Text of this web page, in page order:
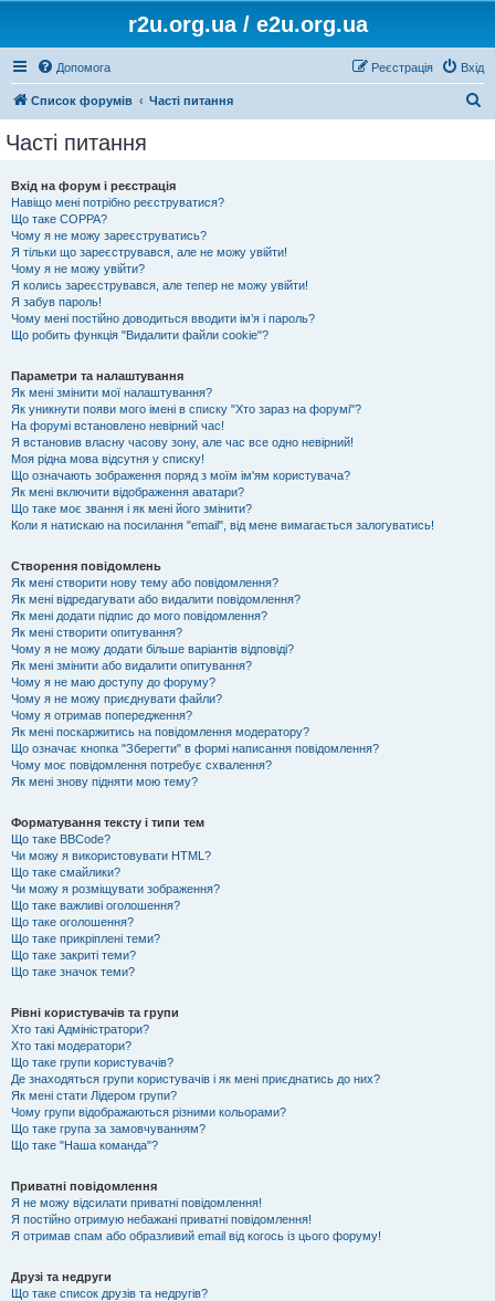
r2u.org.ua / e2u.org.ua
Допомога Вхід
Реєстрація
Список форумів Часті питання
Часті питання
Вхід на форум і реєстрація
Навіщо мені потрібно реєструватися?
Що таке COPPA?
Чому я не можу зареєструватись?
Я тільки що зареєструвався, але не можу увійти!
Чому я не можу увійти?
Я колись зареєструвався, але тепер не можу увійти!
Я забув пароль!
Чому мені постійно доводиться вводити ім’я і пароль?
Що робить функція "Видалити файли cookie"?
Параметри та налаштування
Як мені змінити мої налаштування?
Як уникнути появи мого імені в списку "Хто зараз на форумі"?
На форумі встановлено невірний час!
Я встановив власну часову зону, але час все одно невірний!
Моя рідна мова відсутня у списку!
Що означають зображення поряд з моїм ім'ям користувача?
Як мені включити відображення аватари?
Що таке моє звання і як мені його змінити?
Коли я натискаю на посилання "email", від мене вимагається залогуватись!
Створення повідомлень
Як мені створити нову тему або повідомлення?
Як мені відредагувати або видалити повідомлення?
Як мені додати підпис до мого повідомлення?
Як мені створити опитування?
Чому я не можу додати більше варіантів відповіді?
Як мені змінити або видалити опитування?
Чому я не маю доступу до форуму?
Чому я не можу приєднувати файли?
Чому я отримав попередження?
Як мені поскаржитись на повідомлення модератору?
Що означає кнопка "Зберегти" в формі написання повідомлення?
Чому моє повідомлення потребує схвалення?
Як мені знову підняти мою тему?
Форматування тексту і типи тем
Що таке BBCode?
Чи можу я використовувати HTML?
Що таке смайлики?
Чи можу я розміщувати зображення?
Що таке важливі оголошення?
Що таке оголошення?
Що таке прикріплені теми?
Що таке закриті теми?
Що таке значок теми?
Рівні користувачів та групи
Хто такі Адміністратори?
Хто такі модератори?
Що таке групи користувачів?
Де знаходяться групи користувачів і як мені приєднатись до них?
Як мені стати Лідером групи?
Чому групи відображаються різними кольорами?
Що таке група за замовчуванням?
Що таке "Наша команда"?
Приватні повідомлення
Я не можу відсилати приватні повідомлення!
Я постійно отримую небажані приватні повідомлення!
Я отримав спам або образливий email від когось із цього форуму!
Друзі та недруги
Що таке список друзів та недругів?